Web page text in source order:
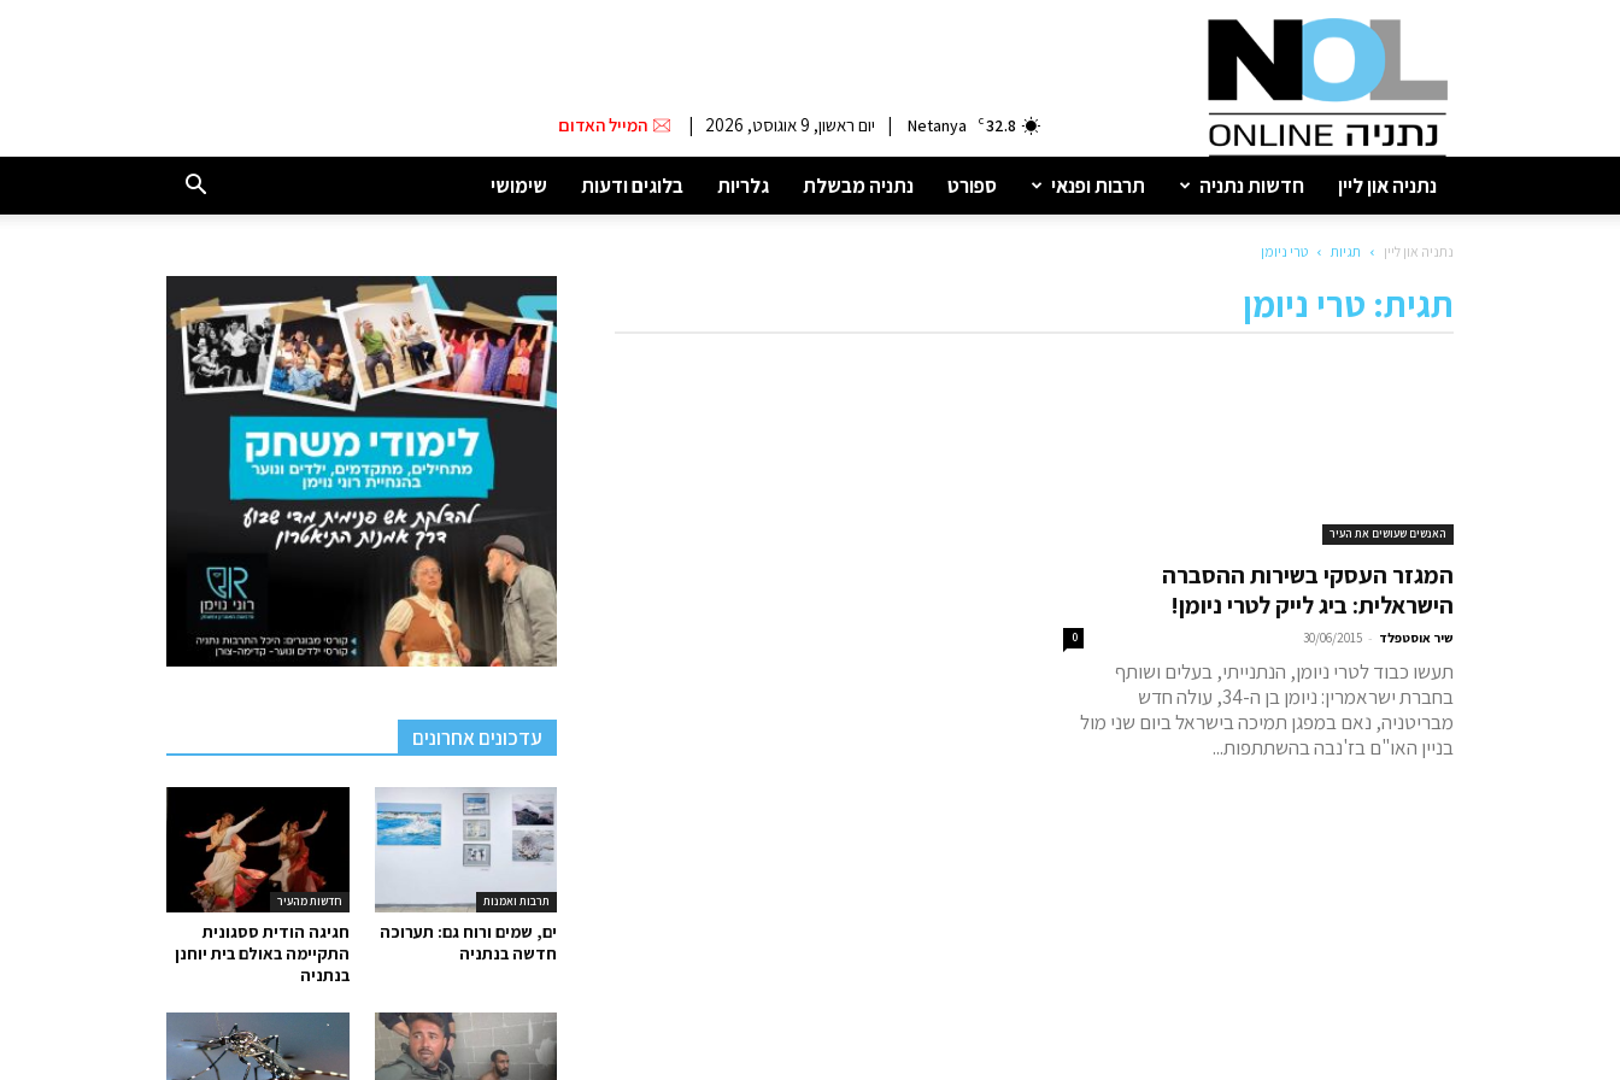
נתניה
32.8
C
Netanya
| יום ראשון, 9 אוגוסט, 2026 | המייל האדום
נתניה און ליין חדשות נתניה תרבות ופנאי ספורט נתניה מבשלת גלריות בלוגים ודעות שימושי
נתניה און ליין תגיות טרי ניומן
תגית: טרי ניומן
האנשים שעושים את העיר
המגזר העסקי בשירות ההסברה
הישראלית: ביג לייק לטרי ניומן!
שיר אוסטפלד -
30/06/2015
0
תעשו כבוד לטרי ניומן, הנתנייתי, בעלים ושותף
בחברת ישראמרין: ניומן בן ה-34, עולה חדש
מבריטניה, נאם במפגן תמיכה בישראל ביום שני מול
בניין האו"ם בז'נבה בהשתתפות...
עדכונים אחרונים
חדשות מהעיר
חגיגה הודית ססגונית
התקיימה באולם בית יוחנן
בנתניה
תרבות ואמנות
ים, שמים ורוח גם: תערוכה
חדשה בנתניה